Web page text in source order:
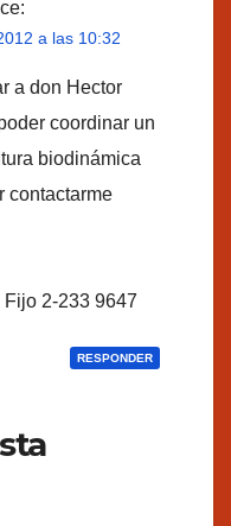
a las 10:32
a don Hector
coordinar un
biodinámica
contactarme
2-233 9647
RESPONDER